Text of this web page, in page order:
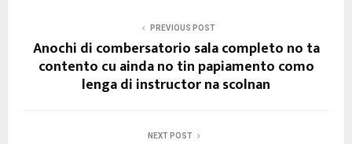
PREVIOUS POST
Anochi di combersatorio sala completo no ta
contento cu ainda no tin papiamento como
lenga di instructor na scolnan
NEXT POST